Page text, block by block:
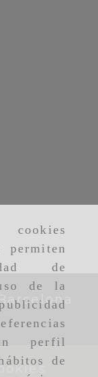
permiten
de
de la
perfil
de